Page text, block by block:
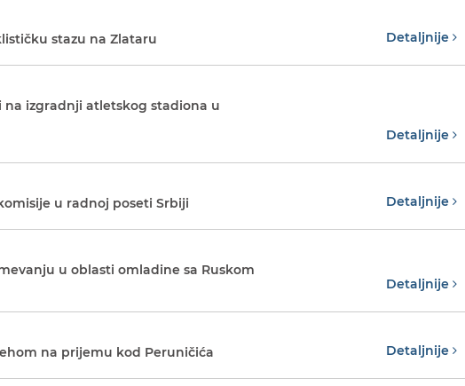
stazu na Zlataru Detaljnije
na izgradnji atletskog stadiona u
Detaljnije
u radnoj poseti Srbiji Detaljnije
u oblasti omladine sa Ruskom
Detaljnije
na prijemu kod Peruničića Detaljnije